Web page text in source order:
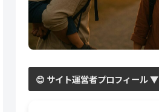
😊 サイト運営者プロフィール ▼